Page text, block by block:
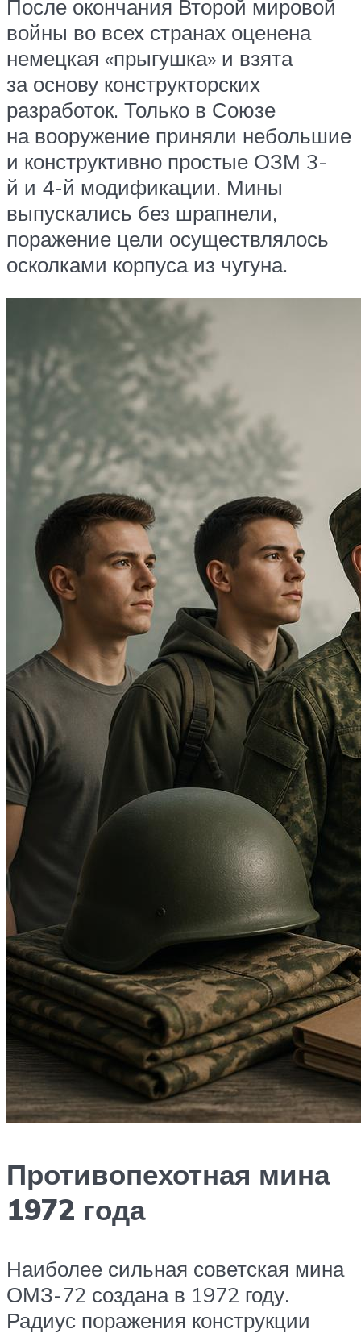
После окончания Второй мировой
войны во всех странах оценена
немецкая «прыгушка» и взята
за основу конструкторских
разработок. Только в Союзе
на вооружение приняли небольшие
и конструктивно простые ОЗМ 3-
й и 4-й модификации. Мины
выпускались без шрапнели,
поражение цели осуществлялось
осколками корпуса из чугуна.
Противопехотная мина
1972 года
Наиболее сильная советская мина
ОМЗ-72 создана в 1972 году.
Радиус поражения конструкции